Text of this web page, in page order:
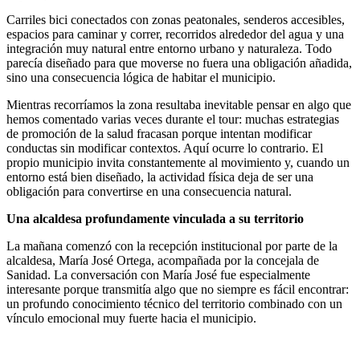
Carriles bici conectados con zonas peatonales, senderos accesibles,
espacios para caminar y correr, recorridos alrededor del agua y una
integración muy natural entre entorno urbano y naturaleza. Todo
parecía diseñado para que moverse no fuera una obligación añadida,
sino una consecuencia lógica de habitar el municipio.
Mientras recorríamos la zona resultaba inevitable pensar en algo que
hemos comentado varias veces durante el tour: muchas estrategias
de promoción de la salud fracasan porque intentan modificar
conductas sin modificar contextos. Aquí ocurre lo contrario. El
propio municipio invita constantemente al movimiento y, cuando un
entorno está bien diseñado, la actividad física deja de ser una
obligación para convertirse en una consecuencia natural.
Una alcaldesa profundamente vinculada a su territorio
La mañana comenzó con la recepción institucional por parte de la
alcaldesa, María José Ortega, acompañada por la concejala de
Sanidad. La conversación con María José fue especialmente
interesante porque transmitía algo que no siempre es fácil encontrar:
un profundo conocimiento técnico del territorio combinado con un
vínculo emocional muy fuerte hacia el municipio.